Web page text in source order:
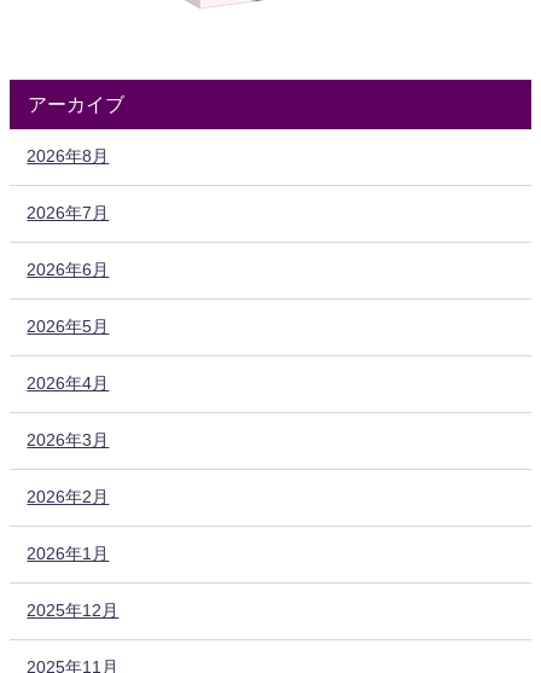
アーカイブ
2026年8月
2026年7月
2026年6月
2026年5月
2026年4月
2026年3月
2026年2月
2026年1月
2025年12月
2025年11月